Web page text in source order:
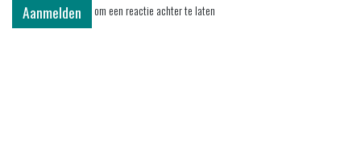
Aanmelden om een reactie achter te laten